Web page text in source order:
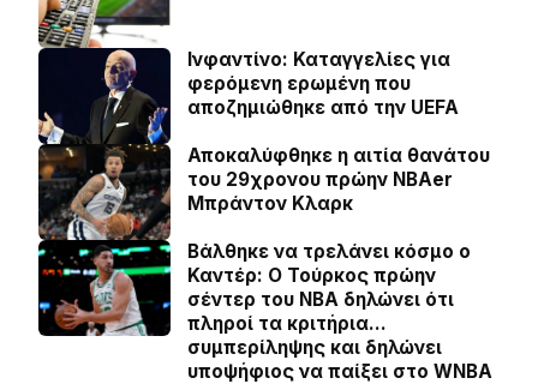
Ινφαντίνο: Καταγγελίες για
φερόμενη ερωμένη που
αποζημιώθηκε από την UEFA
Αποκαλύφθηκε η αιτία θανάτου
του 29χρονου πρώην NBAer
Μπράντον Κλαρκ
Βάλθηκε να τρελάνει κόσμο ο
Καντέρ: Ο Τούρκος πρώην
σέντερ του NBA δηλώνει ότι
πληροί τα κριτήρια…
συμπερίληψης και δηλώνει
υποψήφιος να παίξει στο WNBA